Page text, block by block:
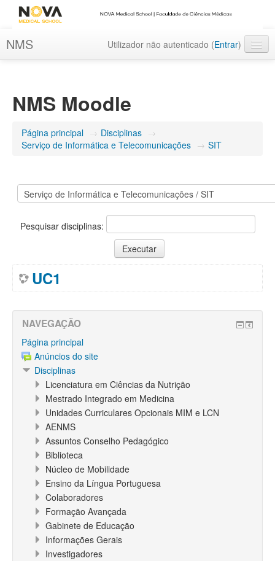
NMS Utilizador não autenticado (Entrar)
NMS Moodle
Página principal → Disciplinas →
Serviço de Informática e Telecomunicações → SIT
Pesquisar disciplinas:
UC1
NAVEGAÇÃO
Página principal
Anúncios do site
Disciplinas
Licenciatura em Ciências da Nutrição
Mestrado Integrado em Medicina
Unidades Curriculares Opcionais MIM e LCN
AENMS
Assuntos Conselho Pedagógico
Biblioteca
Núcleo de Mobilidade
Ensino da Língua Portuguesa
Colaboradores
Formação Avançada
Gabinete de Educação
Informações Gerais
Investigadores